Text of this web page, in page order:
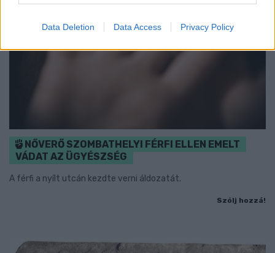
Data Deletion Data Access Privacy Policy
NŐVERŐ SZOMBATHELYI FÉRFI ELLEN EMELT
VÁDAT AZ ÜGYÉSZSÉG
A férfi a nyílt utcán kezdte verni áldozatát.
Szólj hozzá!